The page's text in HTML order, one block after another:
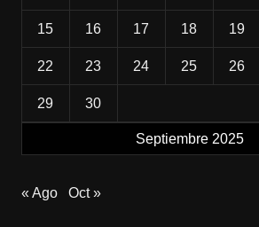
Septiembre 2025
15 16 17 18 19
22 23 24 25 26
29 30
« Ago Oct »